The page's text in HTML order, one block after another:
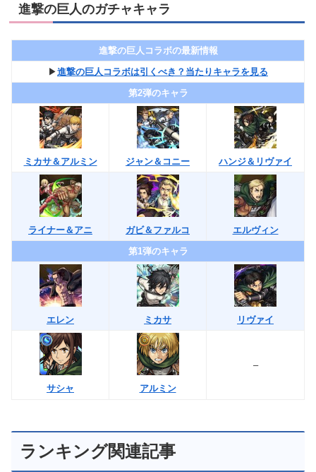
進撃の巨人のガチャキャラ
進撃の巨人コラボの最新情報
▶︎進撃の巨人コラボは引くべき？当たりキャラを見る
第2弾のキャラ
ミカサ＆アルミン ジャン＆コニー ハンジ＆リヴァイ
ライナー＆アニ ガビ＆ファルコ
エルヴィン
第1弾のキャラ
エレン ミカサ リヴァイ
サシャ アルミン
–
ランキング関連記事